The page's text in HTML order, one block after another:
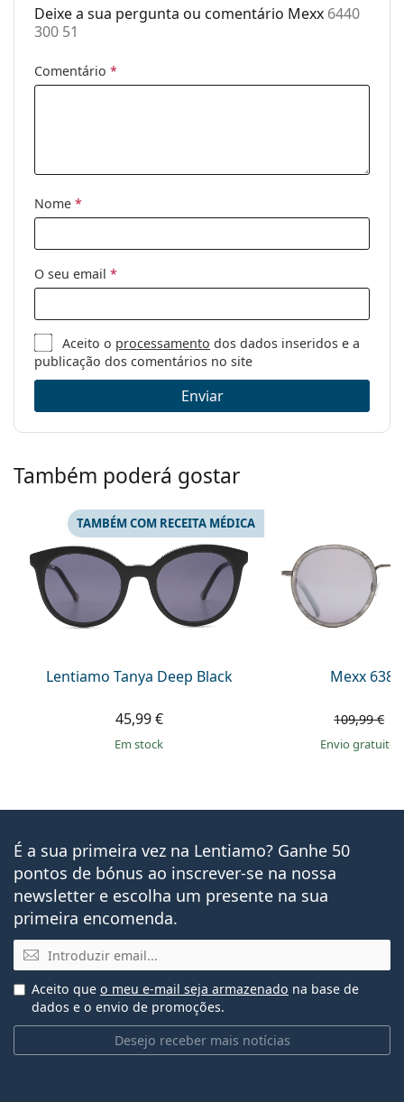
Género:
Mulher
Marca:
Deixe a sua pergunta ou comentário Mexx 6440
300 51
Comentário *
Nome *
O seu email *
Aceito o processamento dos dados inseridos e a
publicação dos comentários no site
Enviar
Também poderá gostar
Lentiamo Tanya Deep Black
TAMBÉM COM RECEITA MÉDICA
45,99 €
em stock
Mexx
109,99 €
Envio gratuito
É a sua primeira vez na Lentiamo? Ganhe 50
pontos de bónus ao inscrever-se na nossa
newsletter e escolha um presente na sua
primeira encomenda.
Email
Desejo receber mais notícias
Aceito que o meu e-mail seja armazenado na base de
dados e o envio de promoções.